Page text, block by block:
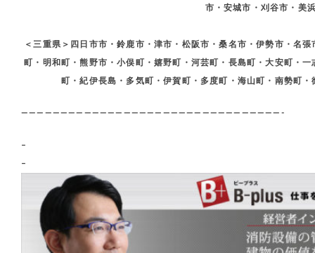
市・安城市・刈谷市・美
＜三重県＞四日市市・鈴鹿市・津市・松阪市・桑名市・伊勢市・名
町・明和町・熊野市・小俣町・嬉野町・河芸町・長島町・大安町・
町・紀伊長島・多気町・伊賀町・多度町・海山町・南勢町
—————————————————————————————————-
–
–